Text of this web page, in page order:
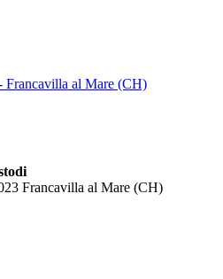
Francavilla al Mare (CH)